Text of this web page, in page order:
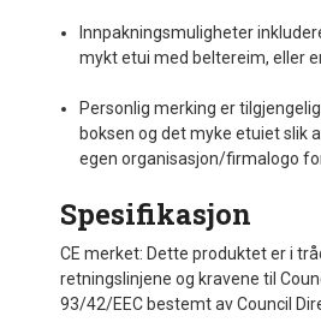
Innpakningsmuligheter
mykt etui med beltereim, eller
Personlig merking er
boksen og det myke etuiet slik
egen organisasjon/firmalogo
Spesifikasjon
CE merket: Dette produktet er i
retningslinjene og kravene til
93/42/EEC bestemt av Council